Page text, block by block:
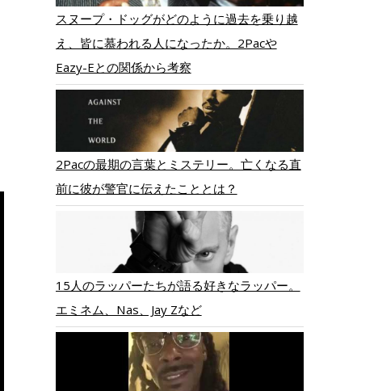
スヌープ・ドッグがどのように過去を乗り越
え、皆に慕われる人になったか。2Pacや
Eazy-Eとの関係から考察
2Pacの最期の言葉とミステリー。亡くなる直
前に彼が警官に伝えたこととは？
15人のラッパーたちが語る好きなラッパー。
エミネム、Nas、Jay Zなど